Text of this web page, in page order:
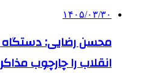
۱۴۰۵/۰۳/۳۰
محسن رضایی: دستگاه
انقلاب را چارچوب